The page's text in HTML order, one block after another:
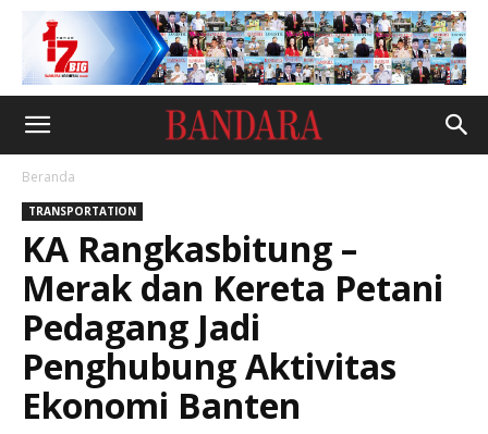
Beranda
TRANSPORTATION
KA Rangkasbitung –
Merak dan Kereta Petani
Pedagang Jadi
Penghubung Aktivitas
Ekonomi Banten